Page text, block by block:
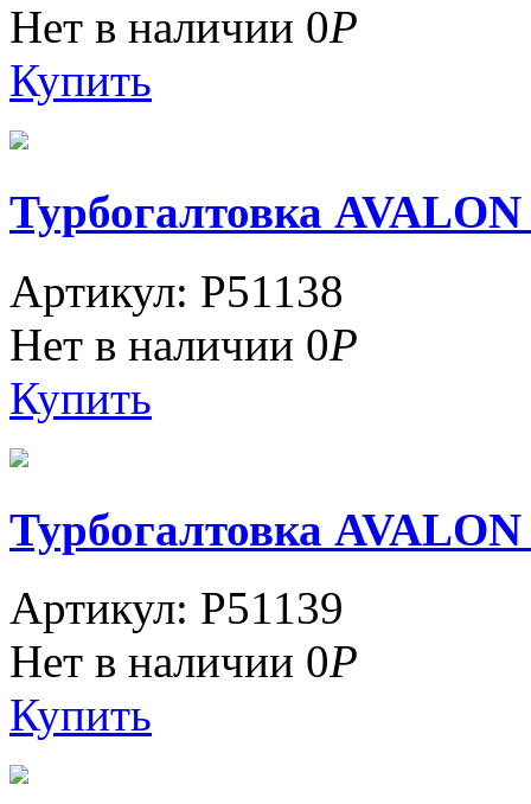
Нет в наличии 0Р
Купить
Турбогалтовка
Артикул: P51138
Нет в наличии 0Р
Купить
Турбогалтовка
Артикул: P51139
Нет в наличии 0Р
Купить